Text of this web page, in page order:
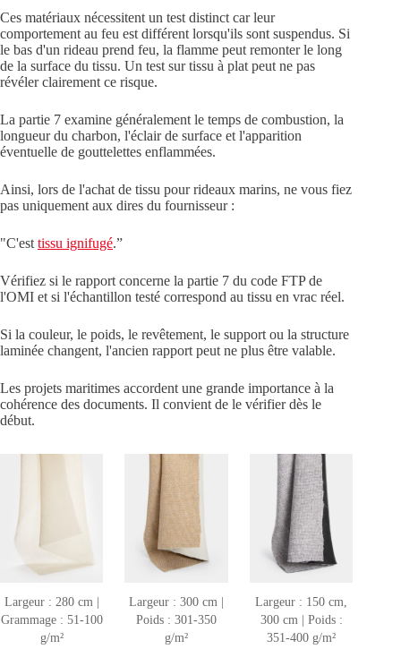
Ces matériaux nécessitent un test distinct car leur
comportement au feu est différent lorsqu'ils sont suspendus. Si
le bas d'un rideau prend feu, la flamme peut remonter le long
de la surface du tissu. Un test sur tissu à plat peut ne pas
révéler clairement ce risque.
La partie 7 examine généralement le temps de combustion, la
longueur du charbon, l'éclair de surface et l'apparition
éventuelle de gouttelettes enflammées.
Ainsi, lors de l'achat de tissu pour rideaux marins, ne vous fiez
pas uniquement aux dires du fournisseur :
"C'est tissu ignifugé.”
Vérifiez si le rapport concerne la partie 7 du code FTP de
l'OMI et si l'échantillon testé correspond au tissu en vrac réel.
Si la couleur, le poids, le revêtement, le support ou la structure
laminée changent, l'ancien rapport peut ne plus être valable.
Les projets maritimes accordent une grande importance à la
cohérence des documents. Il convient de le vérifier dès le
début.
Largeur : 280 cm |
Grammage : 51-100
g/m²
Largeur : 300 cm |
Poids : 301-350
g/m²
Largeur : 150 cm,
300 cm | Poids :
351-400 g/m²